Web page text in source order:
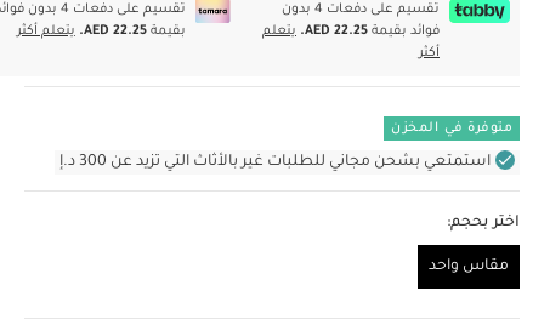
تقسيم على دفعات 4 بدون
فوائد بقيمة AED 22.25.
يتعلم
أكثر
تقسيم على دفعات 4 بدون
بقيمةAED 22.25. يتعلم أكثر
متوفرة في المخزن
استمتعي بشحن مجاني للطلبات غير بالأثاث التي تزيد عن 300 د.إ
اختر بحجم:
مقاس واحد